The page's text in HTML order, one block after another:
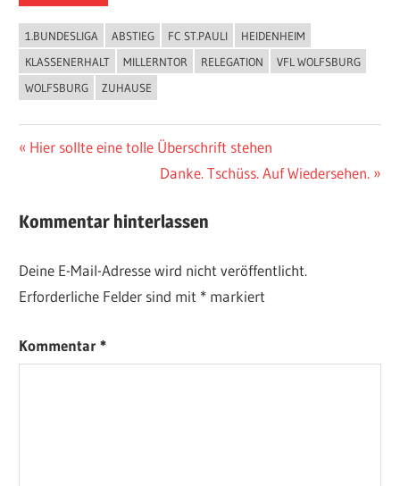
1.BUNDESLIGA ABSTIEG FC ST.PAULI
HEIDENHEIM
KLASSENERHALT
MILLERNTOR RELEGATION
VFL WOLFSBURG
WOLFSBURG
ZUHAUSE
Beitragsnavigation
Vorheriger
Hier sollte eine tolle Überschrift stehen
Nächster
Danke. Tschüss. Auf Wiedersehen.
Kommentar hinterlassen
Deine E-Mail-Adresse wird nicht veröffentlicht.
Erforderliche Felder sind mit * markiert
Kommentar*